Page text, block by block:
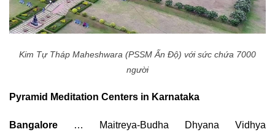
Kim Tự Tháp Maheshwara (PSSM Ấn Độ) với sức chứa 7000
người
Pyramid Meditation Centers in Karnataka
Bangalore … Maitreya-Budha Dhyana Vidhya